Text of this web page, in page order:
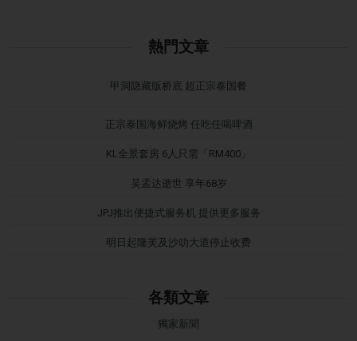
熱門文章
甲洞隐藏版桥底 超正宗泰国餐
正宗泰国海鲜烧烤 任吃任喝啤酒
KL全景套房 6人只需「RM400」
吴孟达逝世 享年68岁
JPJ推出便捷式服务机 提供更多服务
明日起隆芙及沙叻大道停止收费
各類文章
獨家新聞